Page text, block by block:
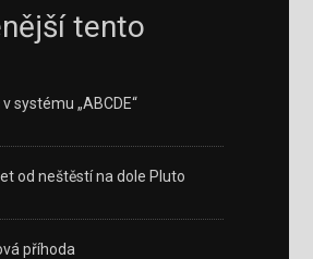
tento
systému „ABCDE“
od neštěstí na dole Pluto
příhoda